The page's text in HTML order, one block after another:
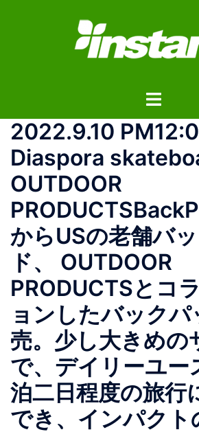
ス
ト
ル
メ
ニ
ー
2022.9.10
Diaspora
OUTDOOR
からUSの老舗バ
ド、 OUTDOOR
PRODUCTSとコ
ョンしたバック
売。少し大きめの
で、デイリーユー
泊二日程度の旅行
でき、インパクト